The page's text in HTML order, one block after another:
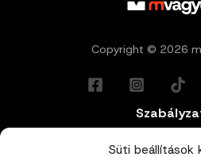
Süti beállítások
Copyright © 2026
Általános